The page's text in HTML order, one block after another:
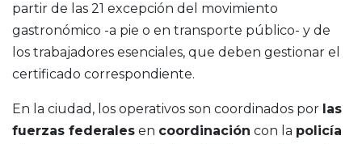
partir de las 21 excepción del movimiento
gastronómico -a pie o en transporte público- y de
los trabajadores esenciales, que deben gestionar el
certificado correspondiente.
En la ciudad, los operativos son coordinados por las
fuerzas federales en coordinación con la policía